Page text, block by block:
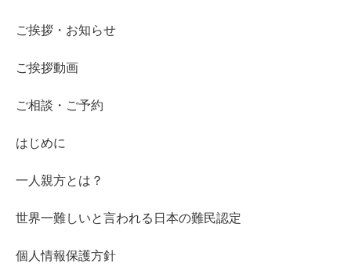
ご挨拶・お知らせ
ご挨拶動画
ご相談・ご予約
はじめに
一人親方とは？
世界一難しいと言われる日本の難民認定
個人情報保護方針